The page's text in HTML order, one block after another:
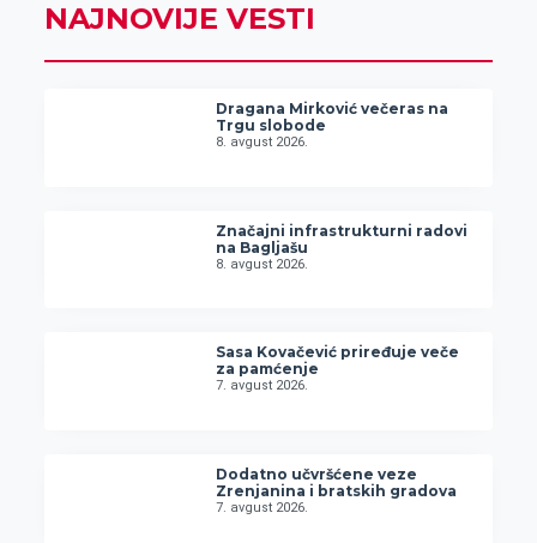
NAJNOVIJE VESTI
Dragana Mirković večeras na
Trgu slobode
8. avgust 2026.
Značajni infrastrukturni radovi
na Bagljašu
8. avgust 2026.
Sasa Kovačević priređuje veče
za pamćenje
7. avgust 2026.
Dodatno učvršćene veze
Zrenjanina i bratskih gradova
7. avgust 2026.